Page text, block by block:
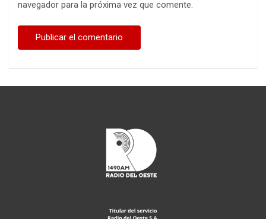
navegador para la próxima vez que comente.